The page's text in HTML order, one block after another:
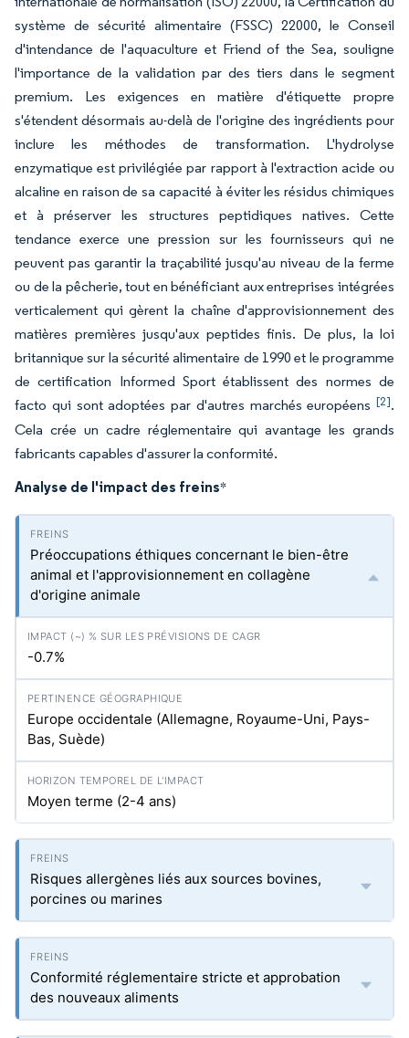
système de sécurité alimentaire (FSSC) 22000, le Conseil
d'intendance de l'aquaculture et Friend of the Sea, souligne
l'importance de la validation par des tiers dans le segment
premium. Les exigences en matière d'étiquette propre
s'étendent désormais au-delà de l'origine des ingrédients pour
inclure les méthodes de transformation. L'hydrolyse
enzymatique est privilégiée par rapport à l'extraction acide ou
alcaline en raison de sa capacité à éviter les résidus chimiques
et à préserver les structures peptidiques natives. Cette
tendance exerce une pression sur les fournisseurs qui ne
peuvent pas garantir la traçabilité jusqu'au niveau de la ferme
ou de la pêcherie, tout en bénéficiant aux entreprises intégrées
verticalement qui gèrent la chaîne d'approvisionnement des
matières premières jusqu'aux peptides finis. De plus, la loi
britannique sur la sécurité alimentaire de 1990 et le programme
de certification Informed Sport établissent des normes de
facto qui sont adoptées par d'autres marchés européens [2].
Cela crée un cadre réglementaire qui avantage les grands
fabricants capables d'assurer la conformité.
Analyse de l'impact des freins*
Préoccupations éthiques concernant le bien-être
animal et l'approvisionnement en collagène
d'origine animale
-0.7%
Europe occidentale (Allemagne, Royaume-Uni, Pays-
Bas, Suède)
Moyen terme (2-4 ans)
Risques allergènes liés aux sources bovines,
porcines ou marines
Conformité réglementaire stricte et approbation
des nouveaux aliments